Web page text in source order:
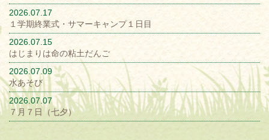
2026.07.17
１学期終業式・サマーキャンプ１日目
2026.07.15
はじまりは命の粘土だんご
2026.07.09
水あそび
2026.07.07
７月７日（七夕）